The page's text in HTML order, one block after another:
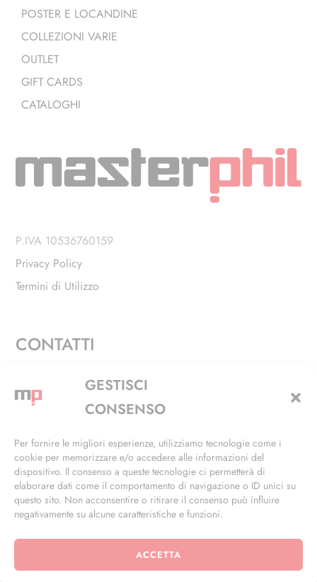
GESTISCI
CONSENSO
Per fornire le migliori esperienze, utilizziamo tecnologie come i
cookie per memorizzare e/o accedere alle informazioni del
dispositivo. Il consenso a queste tecnologie ci permetterà di
elaborare dati come il comportamento di navigazione o ID unici su
questo sito. Non acconsentire o ritirare il consenso può influire
negativamente su alcune caratteristiche e funzioni.
ACCETTA
POSTER E LOCANDINE
COLLEZIONI VARIE
OUTLET
GIFT CARDS
CATALOGHI
P.IVA 10536760159
Privacy Policy
Termini di Utilizzo
CONTATTI
Via Alfieri, 27 - Trezzano Sul Naviglio (MI)
+39 02 4846 3155
info@masterphil.it